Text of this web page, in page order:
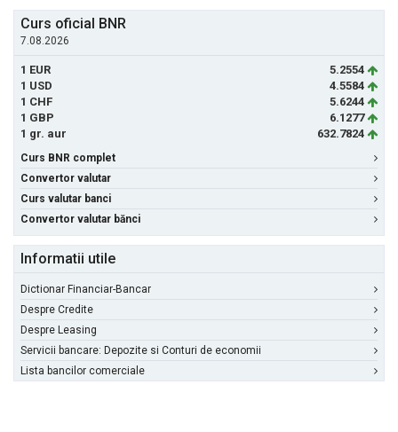
Curs oficial BNR
7.08.2026
1 EUR
5.2554
1 USD
4.5584
1 CHF
5.6244
1 GBP
6.1277
1 gr. aur
632.7824
Curs BNR complet
Convertor valutar
Curs valutar banci
Convertor valutar bănci
Informatii utile
Dictionar Financiar-Bancar
Despre Credite
Despre Leasing
Servicii bancare: Depozite si Conturi de economii
Lista bancilor comerciale